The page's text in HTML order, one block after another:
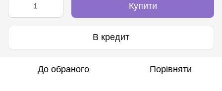
Купити
В кредит
До обраного Порівняти